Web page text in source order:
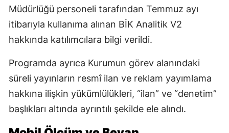
Müdürlüğü personeli tarafından Temmuz ayı
itibarıyla kullanıma alınan BİK Analitik V2
hakkında katılımcılara bilgi verildi.
Programda ayrıca Kurumun görev alanındaki
süreli yayınların resmî ilan ve reklam yayımlama
hakkına ilişkin yükümlülükleri, “ilan” ve “denetim”
başlıkları altında ayrıntılı şekilde ele alındı.